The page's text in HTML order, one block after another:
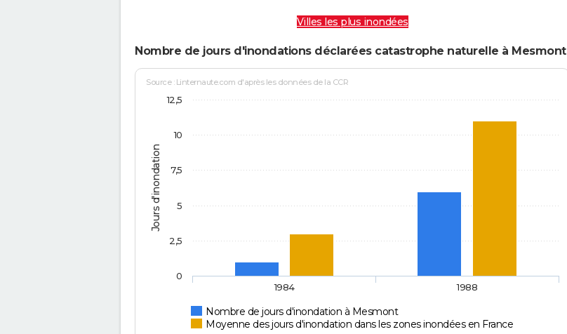
Villes les plus inondées
Nombre de jours d'inondations déclarées catastrophe naturelle à Mesmont
Jours d'inondation
Source : Linternaute.com d'après les données de la CCR
Nombre de jours d'inondation à Mesmont
Moyenne des jours d'inondation dans les zones inondées en France
1984 1988
0
2,5
5
7,5
10
12,5